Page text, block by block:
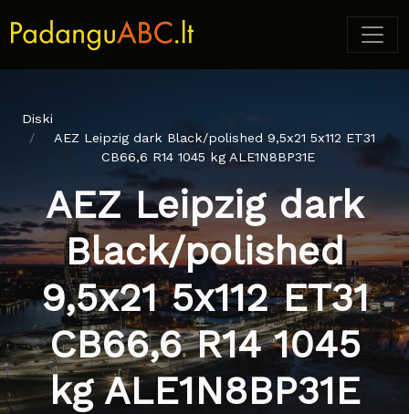
Diski
AEZ Leipzig dark Black/polished 9,5x21 5x112 ET31
CB66,6 R14 1045 kg ALE1N8BP31E
AEZ Leipzig dark
Black/polished
9,5x21 5x112 ET31
CB66,6 R14 1045
kg ALE1N8BP31E